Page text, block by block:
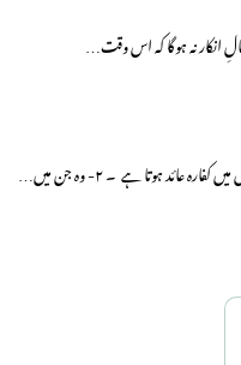
انکار نہ ہوگا کہ اس وقت…